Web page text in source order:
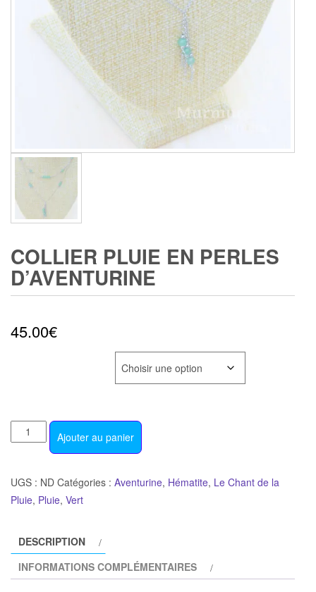
COLLIER PLUIE EN PERLES
D’AVENTURINE
45.00€
quantité
de
Pluie
en
d'Aventurine
Ajouter au panier
UGS : ND Catégories : Aventurine, Hématite, Le Chant de la
Pluie, Pluie, Vert
DESCRIPTION
INFORMATIONS COMPLÉMENTAIRES